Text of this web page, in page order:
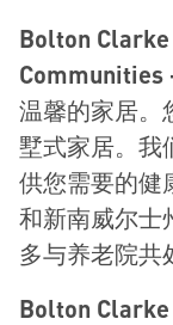
Bolton Clarke
Communities
温馨的家居。
墅式家居。我
供您需要的健
和新南威尔士
多与养老院共
Bolton Clarke